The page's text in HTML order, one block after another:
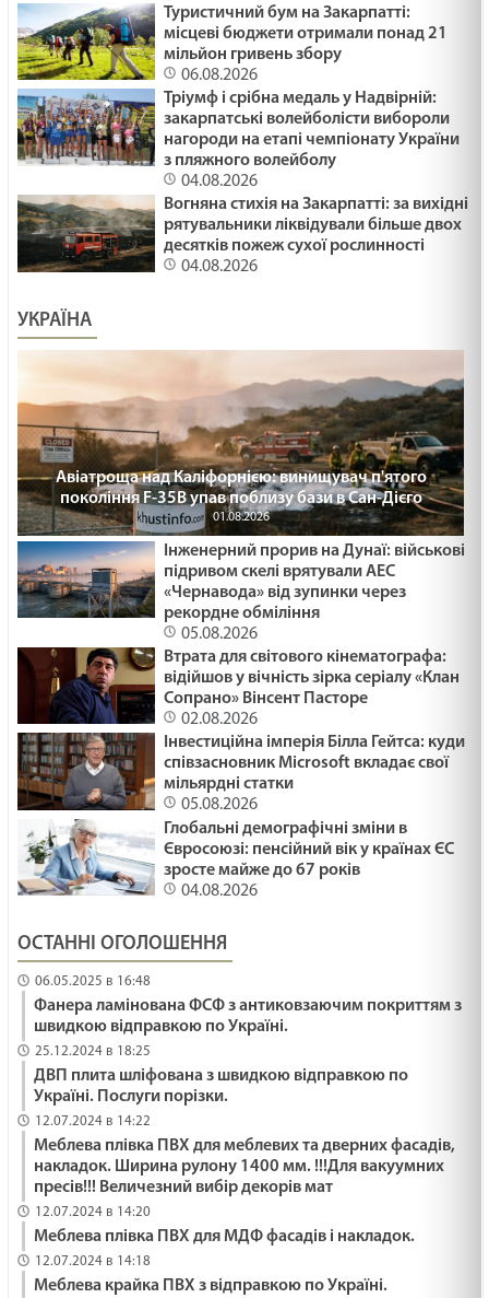
Туристичний бум на Закарпатті:
місцеві бюджети отримали понад 21
мільйон гривень збору
06.08.2026
Тріумф і срібна медаль у Надвірній:
закарпатські волейболісти вибороли
нагороди на етапі чемпіонату України
з пляжного волейболу
04.08.2026
Вогняна стихія на Закарпатті: за вихідні
рятувальники ліквідували більше двох
десятків пожеж сухої рослинності
04.08.2026
УКРАЇНА
Авіатроща над Каліфорнією: винищувач п'ятого
покоління F-35B упав поблизу бази в Сан-Дієго
01.08.2026
Інженерний прорив на Дунаї: військові
підривом скелі врятували АЕС
«Чернавода» від зупинки через
рекордне обміління
05.08.2026
Втрата для світового кінематографа:
відійшов у вічність зірка серіалу «Клан
Сопрано» Вінсент Пасторе
02.08.2026
Інвестиційна імперія Білла Гейтса: куди
співзасновник Microsoft вкладає свої
мільярдні статки
05.08.2026
Глобальні демографічні зміни в
Євросоюзі: пенсійний вік у країнах ЄС
зросте майже до 67 років
04.08.2026
ОСТАННІ ОГОЛОШЕННЯ
06.05.2025 в 16:48
Фанера ламінована ФСФ з антиковзаючим покриттям з
швидкою відправкою по Україні.
25.12.2024 в 18:25
ДВП плита шліфована з швидкою відправкою по
Україні. Послуги порізки.
12.07.2024 в 14:22
Меблева плівка ПВХ для меблевих та дверних фасадів,
накладок. Ширина рулону 1400 мм. !!!Для вакуумних
пресів!!! Величезний вибір декорів мат
12.07.2024 в 14:20
Меблева плівка ПВХ для МДФ фасадів і накладок.
12.07.2024 в 14:18
Меблева крайка ПВХ з відправкою по Україні.